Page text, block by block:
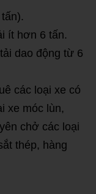
ít hơn 6 tấn.
dao động từ 6
các loại xe có
xe móc lùn,
chở các loại
thép, hàng